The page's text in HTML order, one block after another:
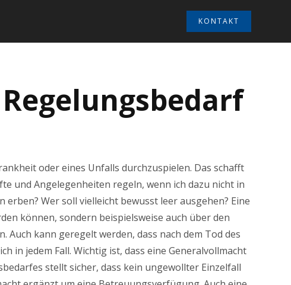
KONTAKT
oder eines Unfalls durchzuspielen. Das schafft
und Angelegenheiten regeln, wenn ich dazu nicht in
Wer soll vielleicht bewusst leer ausgehen? Eine
können, sondern beispielsweise auch über den
kann geregelt werden, dass nach dem Tod des
in jedem Fall. Wichtig ist, dass eine Generalvollmacht
stellt sicher, dass kein ungewollter Einzelfall